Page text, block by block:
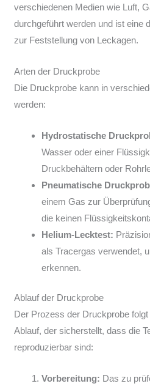
verschiedenen Medien wie Luft,
durchgeführt werden und ist eine
zur Feststellung von Leckagen.
Arten der Druckprobe
Die Druckprobe kann in
werden:
Hydrostatische
Wasser oder einer
Druckbehältern oder
Pneumatische
einem Gas zur
die keinen
Helium-Lecktest:
als Tracergas verwendet,
erkennen.
Ablauf der Druckprobe
Der Prozess der Druckprobe
Ablauf, der sicherstellt, dass die
reproduzierbar sind:
Vorbereitung: Das zu